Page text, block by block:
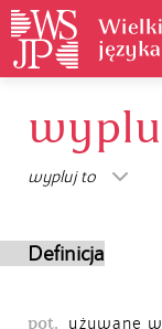
wypluj to
Definicja
pot.
używane